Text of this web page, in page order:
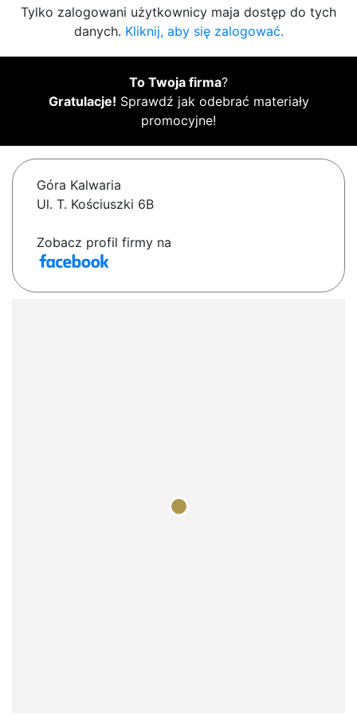
Tylko zalogowani użytkownicy maja dostęp do tych
danych. Kliknij, aby się zalogować.
To Twoja firma?
Gratulacje! Sprawdź jak odebrać materiały
promocyjne!
Góra Kalwaria
Ul. T. Kościuszki 6B
Zobacz profil firmy na